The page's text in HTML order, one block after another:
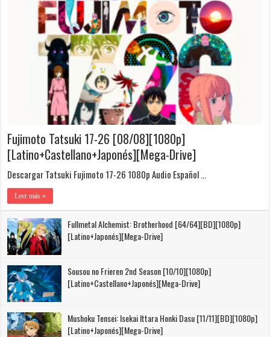
Fujimoto Tatsuki 17-26 [08/08][1080p]
[Latino+Castellano+Japonés][Mega-Drive]
Descargar Tatsuki Fujimoto 17-26 1080p Audio Español …
Leer más »
Fullmetal Alchemist: Brotherhood [64/64][BD][1080p]
[Latino+Japonés][Mega-Drive]
Sousou no Frieren 2nd Season [10/10][1080p]
[Latino+Castellano+Japonés][Mega-Drive]
Mushoku Tensei: Isekai Ittara Honki Dasu [11/11][BD][1080p]
[Latino+Japonés][Mega-Drive]